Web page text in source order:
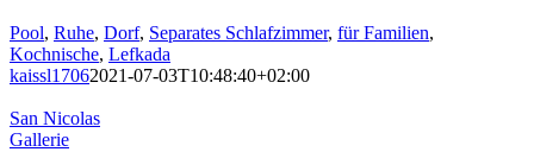
Pool, Ruhe, Dorf, Separates Schlafzimmer, für Familien,
Kochnische, Lefkada
kaissl17062021-07-03T10:48:40+02:00
San Nicolas
Gallerie